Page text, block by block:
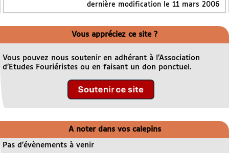
dernière modification le 11 mars 2006
Vous appréciez ce site ?
Vous pouvez nous soutenir en adhérant à l’Association
d’Etudes Fouriéristes ou en faisant un don ponctuel.
A noter dans vos calepins
Pas d’évènements à venir